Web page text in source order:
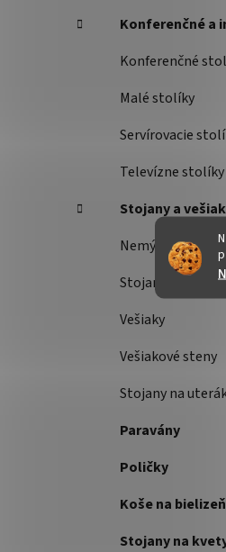
Konferenčné a
Konferenčné
Malé stolíky
Servírovacie
Televízne stolíky
Stojany a
Nemý sluha
Stojany na šaty
Vešiaky
Vešiakové steny
Stojany na
Paravány
Poličky
Koše na bielizeň
Stojany na